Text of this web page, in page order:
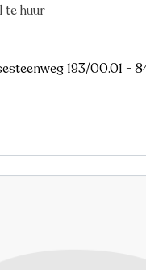
te huur
193/00.01 -